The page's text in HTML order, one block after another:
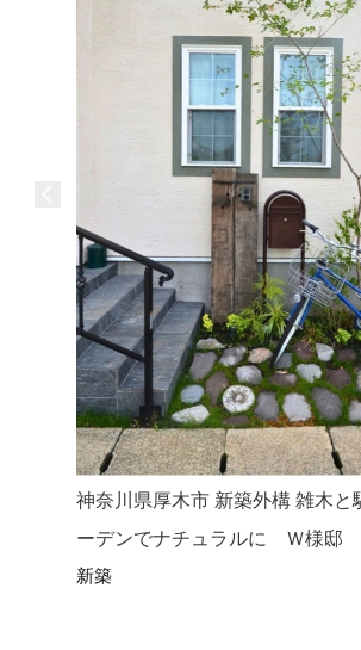
神奈川県厚木市 新築外構 雑木と
ーデンでナチュラルに Ｗ様邸
新築